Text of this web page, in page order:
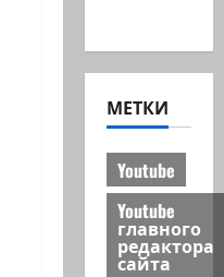
МЕТКИ
Youtube
Youtube
главного
редактора
сайта